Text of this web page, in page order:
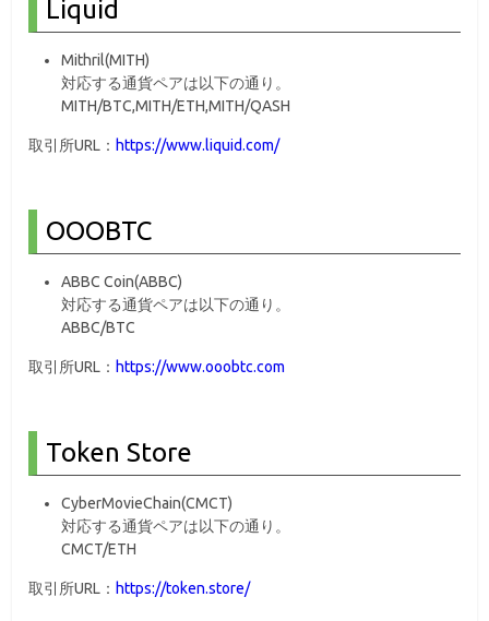
Liquid
Mithril(MITH)
対応する通貨ペアは以下の通り。
MITH/BTC,MITH/ETH,MITH/QASH
取引所URL： https://www.liquid.com/
OOOBTC
ABBC Coin(ABBC)
対応する通貨ペアは以下の通り。
ABBC/BTC
取引所URL： https://www.ooobtc.com
Token Store
CyberMovieChain(CMCT)
対応する通貨ペアは以下の通り。
CMCT/ETH
取引所URL： https://token.store/